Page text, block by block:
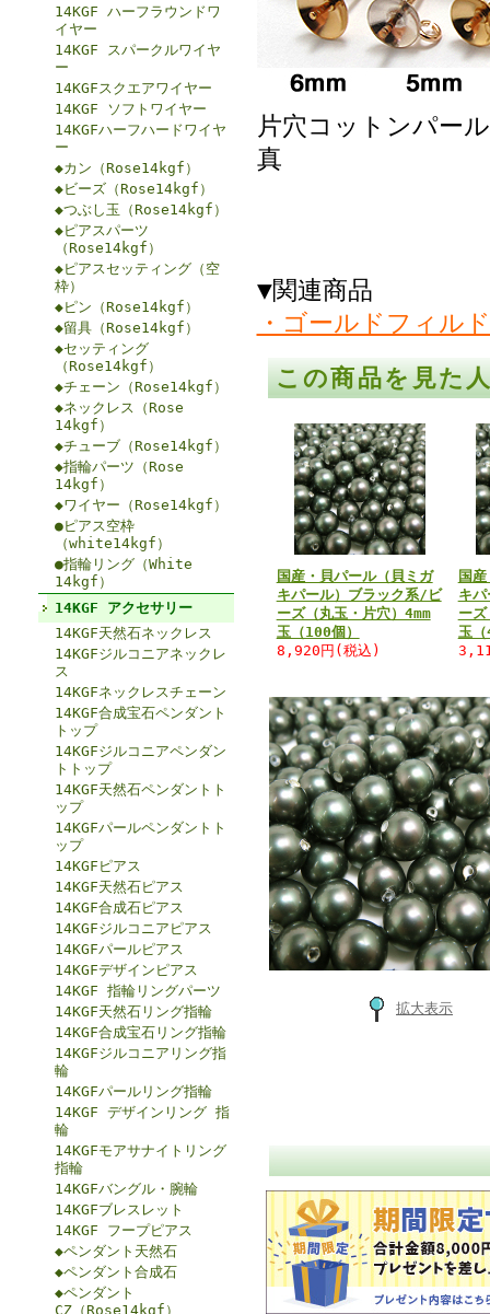
14KGF ハーフラウンドワ
イヤー
14KGF スパークルワイヤ
ー
14KGFスクエアワイヤー
14KGF ソフトワイヤー
14KGFハーフハードワイヤ
ー
◆カン（Rose14kgf）
◆ビーズ（Rose14kgf）
◆つぶし玉（Rose14kgf）
◆ピアスパーツ
（Rose14kgf）
◆ピアスセッティング（空
枠）
◆ピン（Rose14kgf）
◆留具（Rose14kgf）
◆セッティング
（Rose14kgf）
◆チェーン（Rose14kgf）
◆ネックレス（Rose
14kgf）
◆チューブ（Rose14kgf）
◆指輪パーツ（Rose
14kgf）
◆ワイヤー（Rose14kgf）
●ピアス空枠
（white14kgf）
●指輪リング（White
14kgf）
14KGF アクセサリー
14KGF天然石ネックレス
14KGFジルコニアネックレ
ス
14KGFネックレスチェーン
14KGF合成宝石ペンダント
トップ
14KGFジルコニアペンダン
トトップ
14KGF天然石ペンダントト
ップ
14KGFパールペンダントト
ップ
14KGFピアス
14KGF天然石ピアス
14KGF合成石ピアス
14KGFジルコニアピアス
14KGFパールピアス
14KGFデザインピアス
14KGF 指輪リングパーツ
14KGF天然石リング指輪
14KGF合成宝石リング指輪
14KGFジルコニアリング指
輪
14KGFパールリング指輪
14KGF デザインリング 指
輪
14KGFモアサナイトリング
指輪
14KGFバングル・腕輪
14KGFブレスレット
14KGF フープピアス
◆ペンダント天然石
◆ペンダント合成石
◆ペンダント
CZ（Rose14kgf）
片穴コットンパー
真
▼関連商品
・ゴールドフィル
この商品を見た
国産・貝パール（貝ミガ
キパール）ブラック系/ビ
ーズ（丸玉・片穴）4mm
玉（100個）
8,920円(税込)
国
キ
ーズ
玉
拡大表示